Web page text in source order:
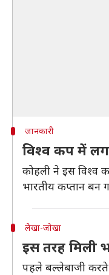
जानकारी
विश्व कप में
कोहली ने इस विश्व
भारतीय कप्तान बन
लेखा-जोखा
इस तरह मिली
पहले बल्लेबाजी करते